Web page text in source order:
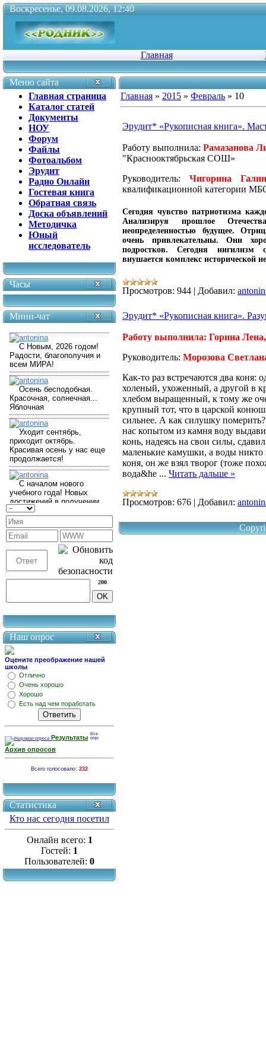
Воскресенье, 09.08.2026, 12:40
Главная
Меню сайта
Главная страница
Каталог статей
Документы
НОУ
Форум
Файлы
Фотоальбом
Эрудит
Радио Онлайн
Гостевая книга
Обратная связь
Доска объявлений
Методичка
Юный
исследователь
Часы
Мини-чат
200
Наш опрос
Оцените преображение нашей
школы
Отлично
Очень хорошо
Хорошо
Есть над чем поработать
Результаты
Архив опросов
Всего голосовало: 232
Статистика
Кто нас сегодня посетил
Онлайн всего: 1
Гостей: 1
Пользователей: 0
Главная » 2015 » Февраль » 10
Эрудит* «Рукописная книга».
Работу выполнила: Рамазанова
"Краснооктябрьская СОШ»
Руководитель: Чигорина
квалификационной
Сегодня чувство патриотизма
Анализируя прошлое
неопределенностью будущее.
очень привлекательны. Они
подростков. Сегодня нигилизм
внушается комплекс исторической
Просмотров: 944 | Добавил:
Эрудит* «Рукописная книга».
Работу выполнила: Горина
Руководитель: Морозова
Как-то раз встречаются два коня:
холеный, ухоженный, а другой в
хлебом выращенный, к тому же
крупный тот, что в царской
сильнее. А как силушку
нас копытом из камня воду
конь, надеясь на свои силы,
маленькие камушки, а воды никто
коня, он же взял творог (тоже
вода&he ... Читать дальше »
Просмотров: 676 | Добавил: